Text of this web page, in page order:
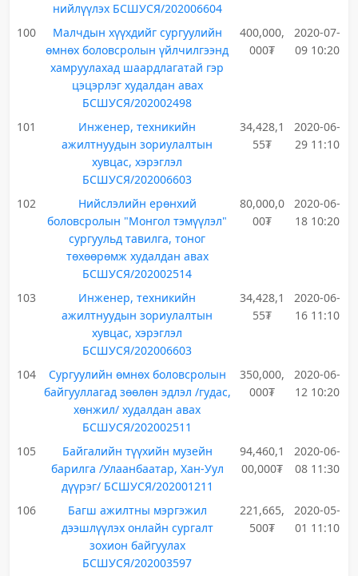
нийлүүлэх БСШУСЯ/202006604
100
Малчдын хүүхдийг сургуулийн
өмнөх боловсролын үйлчилгээнд
хамруулахад шаардлагатай гэр
цэцэрлэг худалдан авах
БСШУСЯ/202002498
400,000,
000₮
2020-07-
09 10:20
101
Инженер, техникийн
ажилтнуудын зориулалтын
хувцас, хэрэглэл
БСШУСЯ/202006603
34,428,1
55₮
2020-06-
29 11:10
102
Нийслэлийн ерөнхий
боловсролын "Монгол тэмүүлэл"
сургуульд тавилга, тоног
төхөөрөмж худалдан авах
БСШУСЯ/202002514
80,000,0
00₮
2020-06-
18 10:20
103
Инженер, техникийн
ажилтнуудын зориулалтын
хувцас, хэрэглэл
БСШУСЯ/202006603
34,428,1
55₮
2020-06-
16 11:10
104
Сургуулийн өмнөх боловсролын
байгууллагад зөөлөн эдлэл /гудас,
хөнжил/ худалдан авах
БСШУСЯ/202002511
350,000,
000₮
2020-06-
12 10:20
105
Байгалийн түүхийн музейн
барилга /Улаанбаатар, Хан-Уул
дүүрэг/ БСШУСЯ/202001211
94,460,1
00,000₮
2020-06-
08 11:30
106
Багш ажилтны мэргэжил
дээшлүүлэх онлайн сургалт
зохион байгуулах
БСШУСЯ/202003597
221,665,
500₮
2020-05-
01 11:10